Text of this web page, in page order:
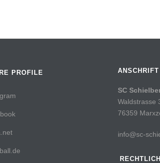
PROFILE ANSCHRIFT
SC
Waldstrasse
76359
info@sc-